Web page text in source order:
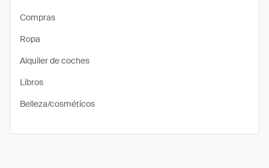
Compras
Ropa
Alquiler de coches
Libros
Belleza/cosméticos